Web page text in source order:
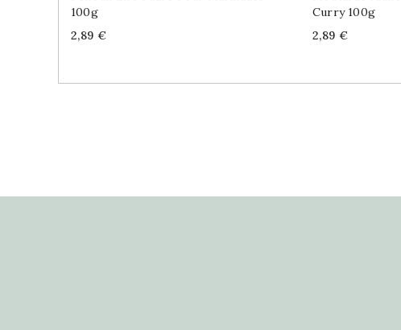
100g
Price
2,89 €
Curry 100g
Price
2,89 €